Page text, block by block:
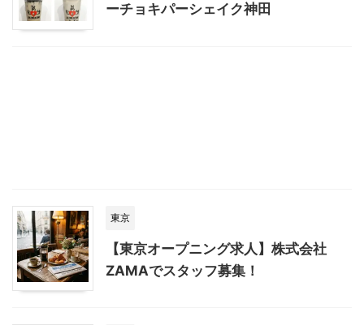
ーチョキパーシェイク神田
東京
【東京オープニング求人】株式会社
ZAMAでスタッフ募集！